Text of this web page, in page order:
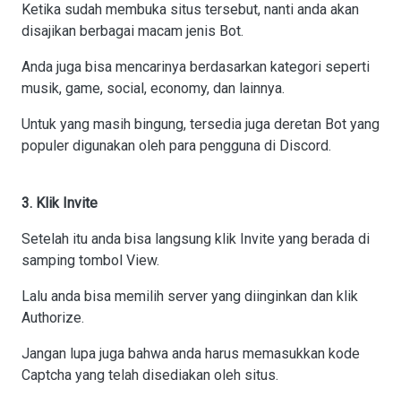
Ketika sudah membuka situs tersebut, nanti anda akan
disajikan berbagai macam jenis Bot.
Anda juga bisa mencarinya berdasarkan kategori seperti
musik, game, social, economy, dan lainnya.
Untuk yang masih bingung, tersedia juga deretan Bot yang
populer digunakan oleh para pengguna di Discord.
3. Klik Invite
Setelah itu anda bisa langsung klik Invite yang berada di
samping tombol View.
Lalu anda bisa memilih server yang diinginkan dan klik
Authorize.
Jangan lupa juga bahwa anda harus memasukkan kode
Captcha yang telah disediakan oleh situs.